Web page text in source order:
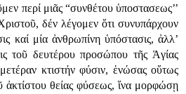
περί μιᾶς “συνθέτου ὑποστασεως’’
δέν λέγομεν ὅτι συνυπάρχουν
καί μία ἀνθρωπίνη ὑπόστασις, ἀλλ’
τοῦ δευτέρου προσώπου τῆς Ἁγίας
κτιστήν φύσιν, ἑνώσας οὕτως
ἀκτίστου θείας φύσεως, ἵνα μορφώσῃ